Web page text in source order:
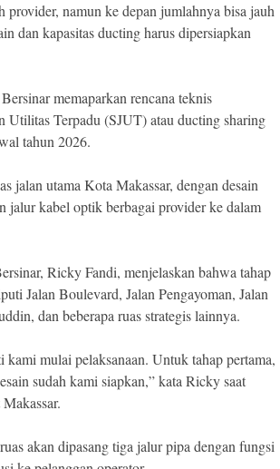
provider, namun ke depan jumlahnya bisa jauh
dan kapasitas ducting harus dipersiapkan
memaparkan rencana teknis
Utilitas Terpadu (SJUT) atau ducting sharing
tahun 2026.
jalan utama Kota Makassar, dengan desain
jalur kabel optik berbagai provider ke dalam
Ricky Fandi, menjelaskan bahwa tahap
Jalan Boulevard, Jalan Pengayoman, Jalan
dan beberapa ruas strategis lainnya.
mulai pelaksanaan. Untuk tahap pertama,
sudah kami siapkan,” kata Ricky saat
akan dipasang tiga jalur pipa dengan fungsi